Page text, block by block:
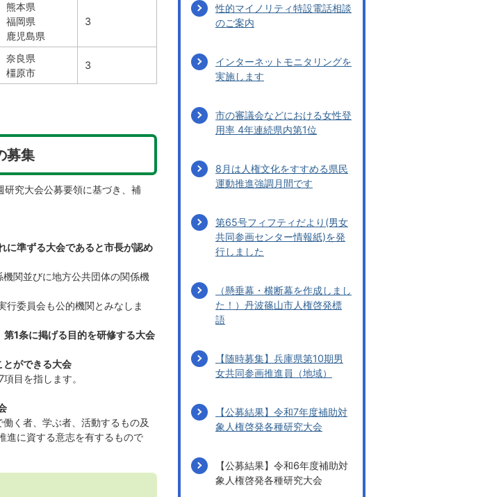
熊本県
福岡県
鹿児島県
3
奈良県
橿原市
3
募集
究大会公募要領に基づき、補
に準ずる大会であると市長が認め
関並びに地方公共団体の関係機
行委員会も公的機関とみなしま
1条に掲げる目的を研修する大会
ができる大会
目を指します。
く者、学ぶ者、活動するもの及
進に資する意志を有するもので
性的マイノリティ特設電話相談
のご案内
インターネットモニタリングを
実施します
市の審議会などにおける女性登
用率 4年連続県内第1位
8月は人権文化をすすめる県民
運動推進強調月間です
第65号フィフティだより(男女
共同参画センター情報紙)を発
行しました
（懸垂幕・横断幕を作成しまし
た！）丹波篠山市人権啓発標
語
【随時募集】兵庫県第10期男
女共同参画推進員（地域）
【公募結果】令和7年度補助対
象人権啓発各種研究大会
【公募結果】令和6年度補助対
象人権啓発各種研究大会